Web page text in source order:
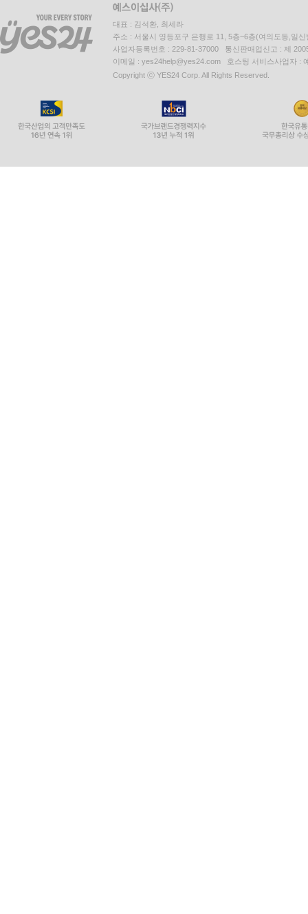
대표 : 김석환, 최세라
주소 : 서울시 영등포구 은행로 11, 5층~6층(여의도동,일신
사업자등록번호 : 229-81-37000 통신판매업신고 : 제
이메일 : yes24help@yes24.com 호스팅 서비스사업자 :
Copyright ⓒ YES24 Corp. All Rights Reserved.